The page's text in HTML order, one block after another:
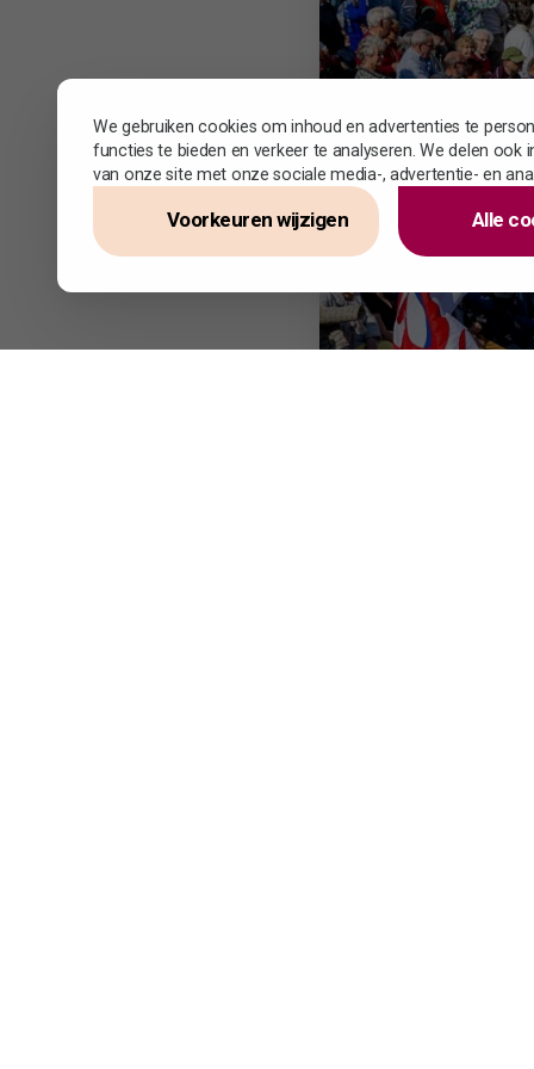
We gebruiken cookies om inhoud en advertenties te
functies te bieden en verkeer te analyseren. We delen ook
van onze site met onze sociale media-, advertentie- en
Voorkeuren wijzigen Alle